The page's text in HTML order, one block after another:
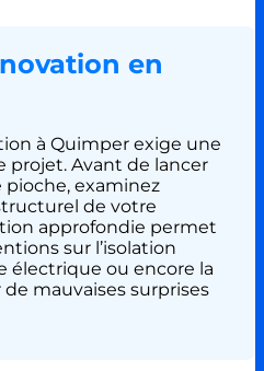
en
à Quimper exige une
projet. Avant de lancer
pioche, examinez
de votre
approfondie permet
sur l’isolation
électrique ou encore la
mauvaises surprises